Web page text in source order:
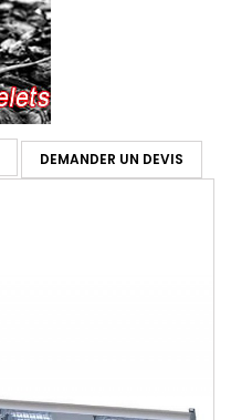
DEMANDER UN DEVIS